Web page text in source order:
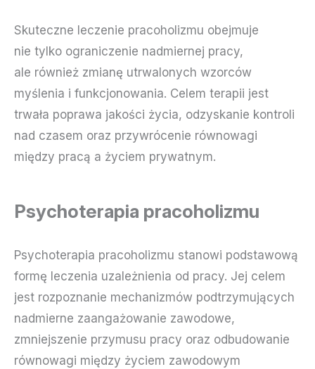
Skuteczne leczenie pracoholizmu obejmuje
nie tylko ograniczenie nadmiernej pracy,
ale również zmianę utrwalonych wzorców
myślenia i funkcjonowania. Celem terapii jest
trwała poprawa jakości życia, odzyskanie kontroli
nad czasem oraz przywrócenie równowagi
między pracą a życiem prywatnym.
Psychoterapia pracoholizmu
Psychoterapia pracoholizmu stanowi podstawową
formę leczenia uzależnienia od pracy. Jej celem
jest rozpoznanie mechanizmów podtrzymujących
nadmierne zaangażowanie zawodowe,
zmniejszenie przymusu pracy oraz odbudowanie
równowagi między życiem zawodowym